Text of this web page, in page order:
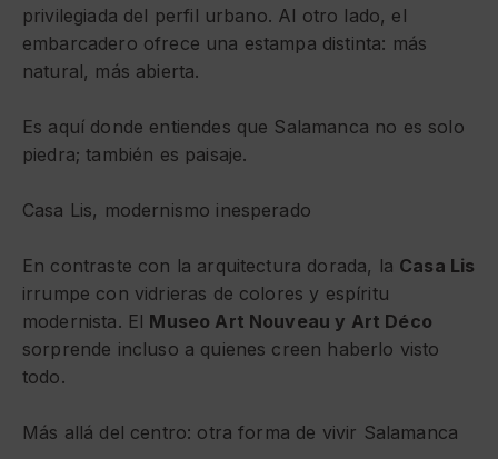
privilegiada del perfil urbano. Al otro lado, el
embarcadero ofrece una estampa distinta: más
natural, más abierta.
Es aquí donde entiendes que Salamanca no es solo
piedra; también es paisaje.
Casa Lis, modernismo inesperado
En contraste con la arquitectura dorada, la Casa Lis
irrumpe con vidrieras de colores y espíritu
modernista. El Museo Art Nouveau y Art Déco
sorprende incluso a quienes creen haberlo visto
todo.
Más allá del centro: otra forma de vivir Salamanca